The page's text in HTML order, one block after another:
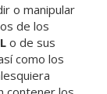
o manipular
de los
o de sus
como los